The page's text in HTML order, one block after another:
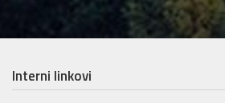
Interni linkovi